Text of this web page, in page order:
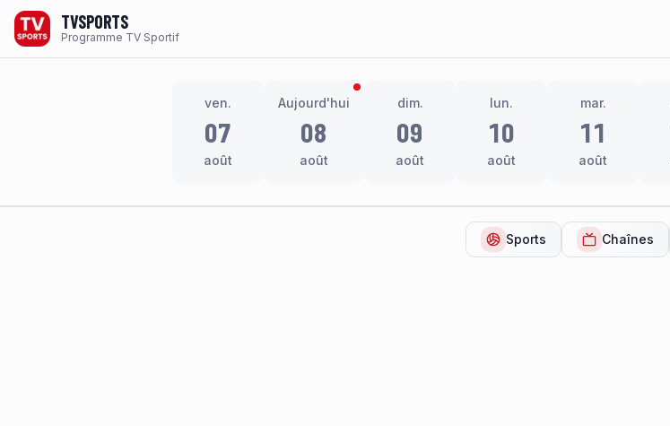
TVSPORTS
Programme TV Sportif
ven.
07
août
Aujourd'hui
08
août
dim.
09
août
lun.
10
août
mar.
11
août
Sports Chaînes